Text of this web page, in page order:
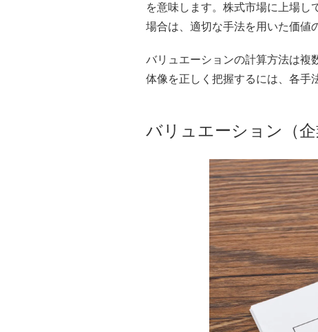
を意味します。株式市場に上場し
場合は、適切な手法を用いた価値
バリュエーションの計算方法は複
体像を正しく把握するには、各手
バリュエーション（